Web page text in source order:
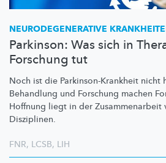
NEURODEGENERATIVE
Parkinson: Was sich in
Forschung tut
Noch ist die Parkinson-Krankheit nicht
Behandlung und Forschung machen
Hoffnung liegt in der Zusammenarbeit
Disziplinen.
FNR, LCSB, LIH